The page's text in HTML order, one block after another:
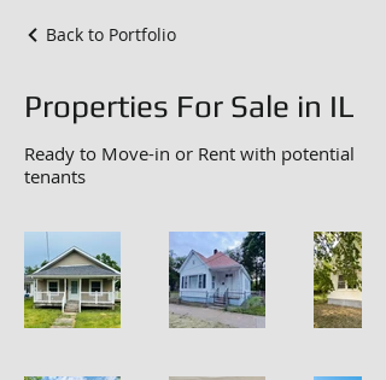
Back to Portfolio
Properties For Sale in IL
Ready to Move-in or Rent with potential
tenants